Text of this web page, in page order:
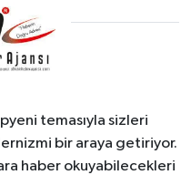
temasıyla sizleri
bir araya getiriyor.
haber okuyabilecekleri